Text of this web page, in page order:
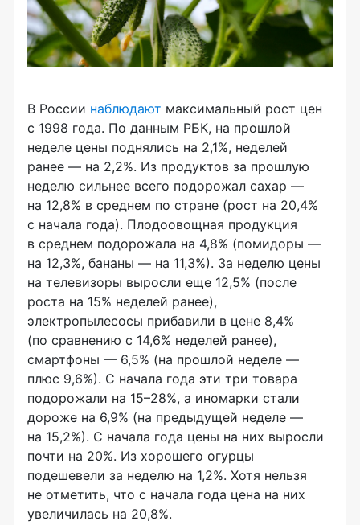
В России наблюдают максимальный рост цен
с 1998 года. По данным РБК, на прошлой
неделе цены поднялись на 2,1%, неделей
ранее — на 2,2%. Из продуктов за прошлую
неделю сильнее всего подорожал сахар —
на 12,8% в среднем по стране (рост на 20,4%
с начала года). Плодоовощная продукция
в среднем подорожала на 4,8% (помидоры —
на 12,3%, бананы — на 11,3%). За неделю цены
на телевизоры выросли еще 12,5% (после
роста на 15% неделей ранее),
электропылесосы прибавили в цене 8,4%
(по сравнению с 14,6% неделей ранее),
смартфоны — 6,5% (на прошлой неделе —
плюс 9,6%). С начала года эти три товара
подорожали на 15–28%, а иномарки стали
дороже на 6,9% (на предыдущей неделе —
на 15,2%). С начала года цены на них выросли
почти на 20%. Из хорошего огурцы
подешевели за неделю на 1,2%. Хотя нельзя
не отметить, что с начала года цена на них
увеличилась на 20,8%.